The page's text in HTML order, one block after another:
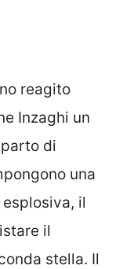
reagito
Inzaghi un
di
una
il
il
stella. Il